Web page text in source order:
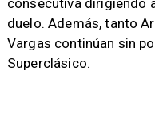
duelo. Además, tanto
Vargas continúan sin
Superclásico.